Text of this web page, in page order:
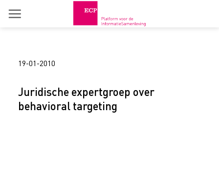
19-01-2010
Juridische expertgroep over
behavioral targeting